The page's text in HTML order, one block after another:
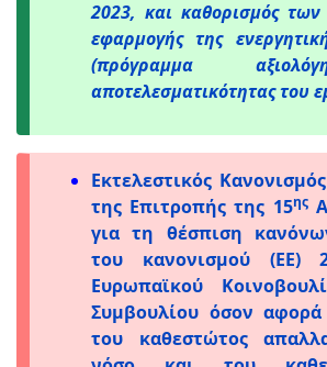
2023, και καθορισμός των
εφαρμογής της
(πρόγραμμα
αποτελεσματικότητας του
Εκτελεστικός
της Επιτροπής της 15ης
για τη θέσπιση
του κανονισμού (ΕΕ)
Ευρωπαϊκού
Συμβουλίου όσον
του καθεστώτος